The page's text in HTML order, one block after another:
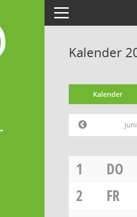
Toggle navigation
Kalender
Kalender
Juni
1
DO
2
FR